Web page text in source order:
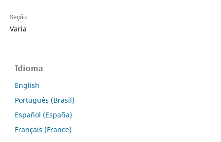
Seção
Varia
Idioma
English
Português (Brasil)
Español (España)
Français (France)